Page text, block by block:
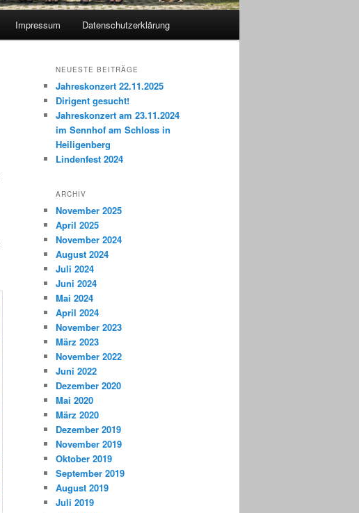
Impressum Datenschutzerklärung
NEUESTE BEITRÄGE
Jahreskonzert 22.11.2025
Dirigent gesucht!
Jahreskonzert am 23.11.2024
im Sennhof am Schloss in
Heiligenberg
Lindenfest 2024
ARCHIV
November 2025
April 2025
November 2024
August 2024
Juli 2024
Juni 2024
Mai 2024
April 2024
November 2023
März 2023
November 2022
Juni 2022
Dezember 2020
Mai 2020
März 2020
Dezember 2019
November 2019
Oktober 2019
September 2019
August 2019
Juli 2019